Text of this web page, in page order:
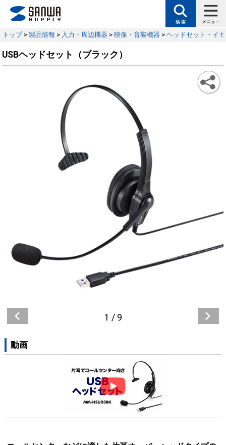
トップ> 製品情報 > 入力・周辺機器 > 映像・音響機器 > ヘッドセット・イ
USBヘッドセット（ブラック）
1 / 9
動画